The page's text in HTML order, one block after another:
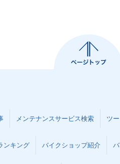
メンテナンスサービス検索 ツ
ンキング バイクショップ紹介